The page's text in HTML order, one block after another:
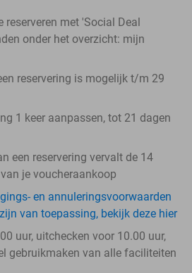
reserveren met 'Social Deal
onder het overzicht: mijn
reservering is mogelijk t/m 29
1 keer aanpassen, tot 21 dagen
een reservering vervalt de 14
je voucheraankoop
en annuleringsvoorwaarden
van toepassing, bekijk deze hier
uur, uitchecken voor 10.00 uur,
gebruikmaken van alle faciliteiten